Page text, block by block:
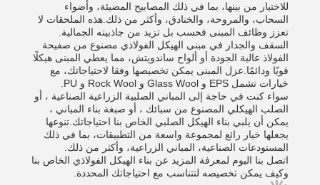
للاختيار من بينها، بما في ذلك المصابيح المضيئة، وأضواء
السحاب، والمروحة، والخنادق، وأكثر من ذلك.هذه الملحقات لا
تعزز وظائف المبنى فحسب بل تزيد من جاذبيته الجمالية.
السقف والجدار في مبنى الهيكل الفولاذي مصنوع من صفيحة
الفولاذ عالية الجودة أو ألواح ساندويتش، مما يعطي المبنى هيكلًا
قويًا ودائمًا.عزل المبنى يمكن تخصيصها وفقا لاحتياجاتك، مع
خيارات تشمل EPS و Glass Wool و Rock Wool و PU.
سواء كنت في حاجة إلى المباني الصلبية الزراعية الصناعية ، أو
الصلب الهيكلي المصنوع من سبائك ، أو صبغة بناء المباني ،
يمكن أن يلبي بناء الهيكل الصلبي الخاص بنا احتياجاتك.تنوعها
يجعلها خيار رائع لمجموعة واسعة من التطبيقات، بما في ذلك
المستودعات الصناعية، المباني الزراعية، وأكثر من ذلك.
اتصل بنا اليوم لمعرفة المزيد عن بناء الهيكل الفولاذي الخاص بنا
وكيف يمكن تخصيصه لتتناسب مع احتياجاتك المحددة.